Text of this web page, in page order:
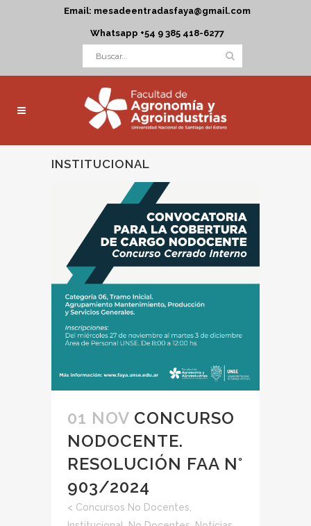
Email: mesadeentradasfaya@gmail.com
Whatsapp +54 9 385 418-6277
INSTITUCIONAL
01 NOV CONCURSO
NODOCENTE.
RESOLUCIÓN FAA N°
903/2024
< Concursos No Docentes